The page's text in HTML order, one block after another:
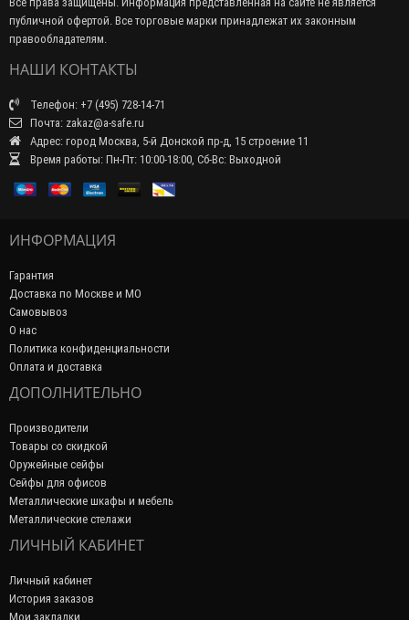
публичной офертой. Все торговые марки принадлежат их законным
правообладателям.
НАШИ КОНТАКТЫ
Телефон: +7 (495) 728-14-71
Почта: zakaz@a-safe.ru
Адрес: город Москва, 5-й Донской пр-д, 15 строение 11
Время работы: Пн-Пт: 10:00-18:00, Сб-Вс: Выходной
ИНФОРМАЦИЯ
Гарантия
Доставка по Москве и МО
Самовывоз
О нас
Политика конфиденциальности
Оплата и доставка
ДОПОЛНИТЕЛЬНО
Производители
Товары со скидкой
Оружейные сейфы
Сейфы для офисов
Металлические шкафы и мебель
Металлические стелажи
ЛИЧНЫЙ КАБИНЕТ
Личный кабинет
История заказов
Мои закладки